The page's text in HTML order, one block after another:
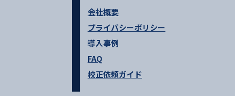
会社概要
プライバシーポリシー
導入事例
FAQ
校正依頼ガイド